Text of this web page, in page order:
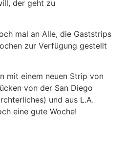
der geht zu
mal an Alle, die Gaststrips
zur Verfügung gestellt
mit einem neuen Strip von
von der San Diego
und aus L.A.
eine gute Woche!